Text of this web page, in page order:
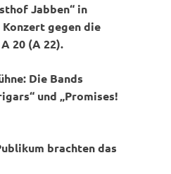
Jabben“ in
gegen die
20 (A 22).
Die Bands
und „Promises!
brachten das